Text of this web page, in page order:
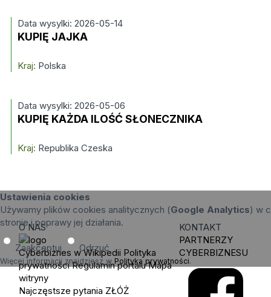
Data wysylki: 2026-05-14
KUPIĘ JAJKA
Kraj: Polska
Data wysylki: 2026-05-06
KUPIĘ KAŻDA ILOŚĆ SŁONECZNIKA
Kraj: Republika Czeska
Ustawienia cookies
Używamy plików cookies analitycznych (Google Analytics) w
stronie i poprawy jej działania.
Zaakceptuj Odrzuć
Więcej informacji znajdziesz w Polityka prywatności.
O NAS
Cyberbiznes w Wikipedii Polityka
prywatności Regulamin portalu Mapa
witryny
Najczęstsze pytania ZŁÓŻ
KONTAKT
PARTNERZY
CYBERBIZNESU